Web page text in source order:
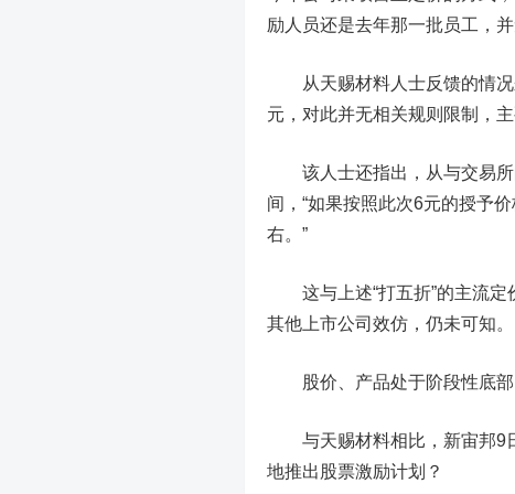
励人员还是去年那一批员工，
从天赐材料人士反馈的情况
元，对此并无相关规则限制，
该人士还指出，从与交易所
间，“如果按照此次6元的授予
右。”
这与上述“打五折”的主流定
其他上市公司效仿，仍未可知。
股价、产品处于阶段性底部
与天赐材料相比，新宙邦9日
地推出股票激励计划？